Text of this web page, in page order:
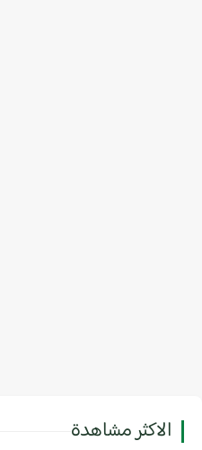
الاكثر مشاهدة